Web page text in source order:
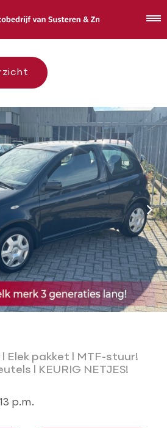
l Elek pakket l MTF-stuur!
l KEURIG NETJES!
p.m.